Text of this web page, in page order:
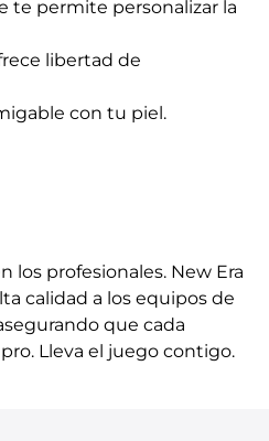
te permite personalizar la
libertad de
con tu piel.
los profesionales. New Era
calidad a los equipos de
que cada
Lleva el juego contigo.